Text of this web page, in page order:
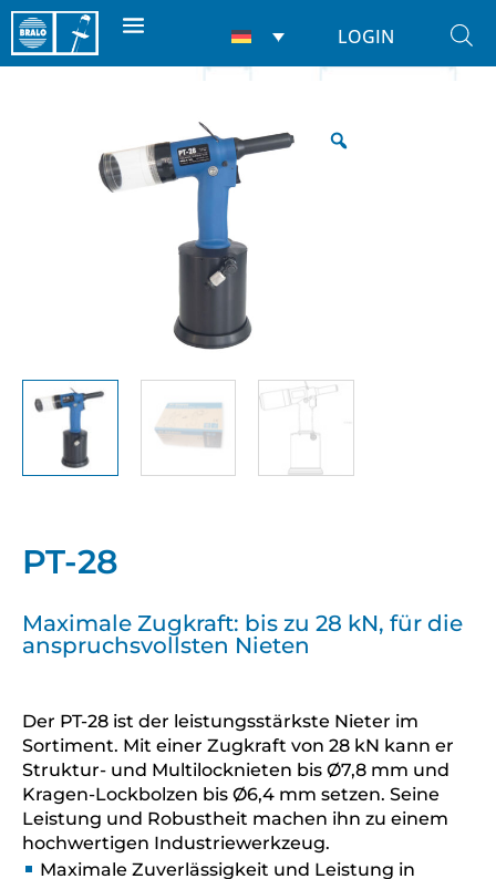
LOGIN
Start/ Nietwerkzeuge Für nieten/ PT-28
PT-28
Maximale Zugkraft: bis zu 28 kN, für die
anspruchsvollsten Nieten
Der PT-28 ist der leistungsstärkste Nieter im
Sortiment. Mit einer Zugkraft von 28 kN kann er
Struktur- und Multilocknieten bis Ø7,8 mm und
Kragen-Lockbolzen bis Ø6,4 mm setzen. Seine
Leistung und Robustheit machen ihn zu einem
hochwertigen Industriewerkzeug.
Maximale Zuverlässigkeit und Leistung in